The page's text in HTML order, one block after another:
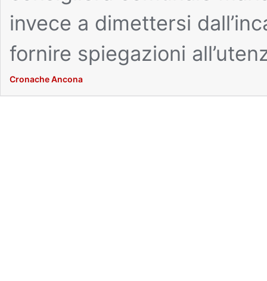
invece a dimettersi
fornire spiegazioni
Cronache Ancona